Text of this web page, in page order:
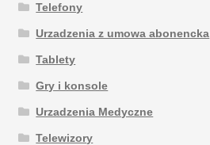
Telefony
Urzadzenia z umowa abonencka
Tablety
Gry i konsole
Urzadzenia Medyczne
Telewizory